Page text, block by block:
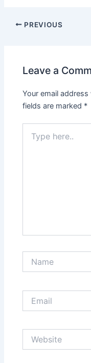
PREVIOUS
Leave a
Your email
fields are marked *
here..